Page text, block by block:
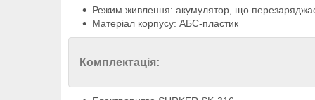
Режим живлення: акумулятор, що
Матеріал корпусу: АБС-пластик
Комплектація: